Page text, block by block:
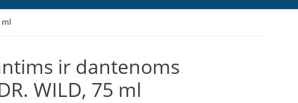
ml
ir dantenoms
WILD, 75 ml